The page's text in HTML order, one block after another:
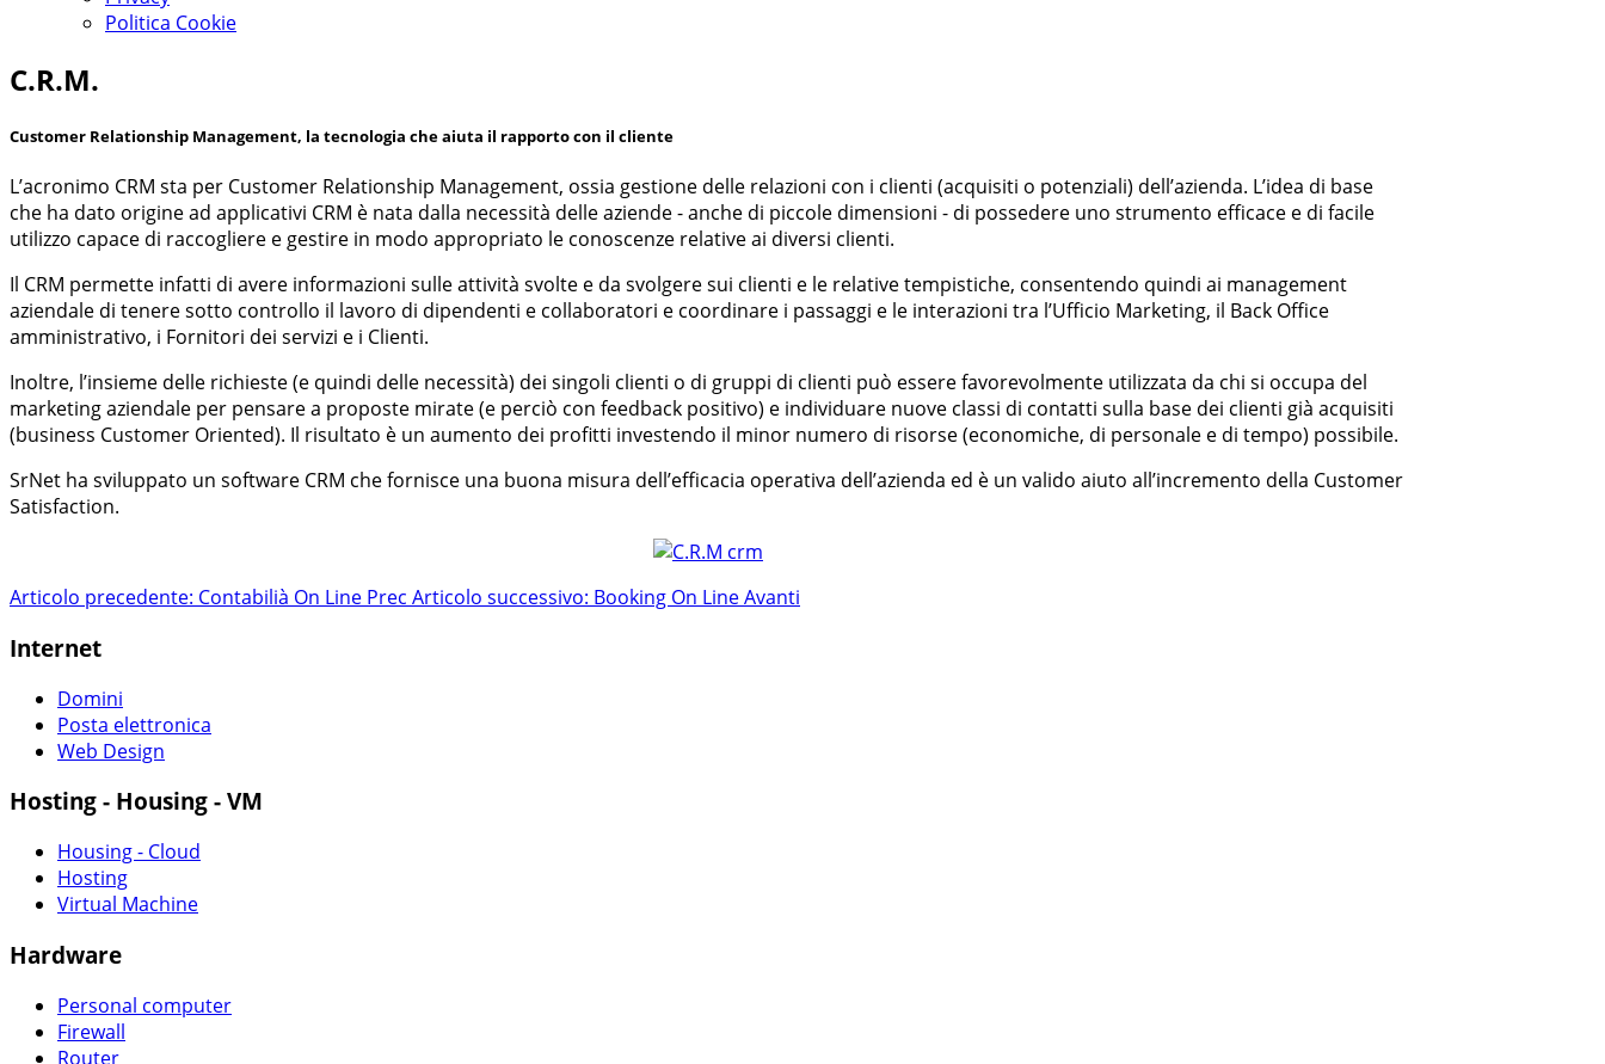
Politica Cookie
C.R.M.
Customer Relationship Management, la tecnologia che aiuta il rapporto con il cliente
L’acronimo CRM sta per Customer Relationship Management, ossia gestione delle relazioni con i clienti (acquisiti o potenziali) dell’azienda. L’idea di base
che ha dato origine ad applicativi CRM è nata dalla necessità delle aziende - anche di piccole dimensioni - di possedere uno strumento efficace e di facile
utilizzo capace di raccogliere e gestire in modo appropriato le conoscenze relative ai diversi clienti.
Il CRM permette infatti di avere informazioni sulle attività svolte e da svolgere sui clienti e le relative tempistiche, consentendo quindi ai management
aziendale di tenere sotto controllo il lavoro di dipendenti e collaboratori e coordinare i passaggi e le interazioni tra l’Ufficio Marketing, il Back Office
amministrativo, i Fornitori dei servizi e i Clienti.
Inoltre, l’insieme delle richieste (e quindi delle necessità) dei singoli clienti o di gruppi di clienti può essere favorevolmente utilizzata da chi si occupa del
marketing aziendale per pensare a proposte mirate (e perciò con feedback positivo) e individuare nuove classi di contatti sulla base dei clienti già acquisiti
(business Customer Oriented). Il risultato è un aumento dei profitti investendo il minor numero di risorse (economiche, di personale e di tempo) possibile.
SrNet ha sviluppato un software CRM che fornisce una buona misura dell’efficacia operativa dell’azienda ed è un valido aiuto all’incremento della Customer
Satisfaction.
Articolo precedente: Contabilià On Line Prec Articolo successivo: Booking On LineAvanti
Internet
Domini
Posta elettronica
Web Design
Hosting - Housing - VM
Housing - Cloud
Hosting
Virtual Machine
Hardware
Personal computer
Firewall
Router